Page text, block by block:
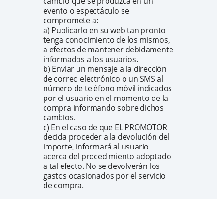
evento o espectáculo se
compromete a:
a) Publicarlo en su web tan pronto
tenga conocimiento de los mismos,
a efectos de mantener debidamente
informados a los usuarios.
b) Enviar un mensaje a la dirección
de correo electrónico o un SMS al
número de teléfono móvil indicados
por el usuario en el momento de la
compra informando sobre dichos
cambios.
c) En el caso de que EL PROMOTOR
decida proceder a la devolución del
importe, informará al usuario
acerca del procedimiento adoptado
a tal efecto. No se devolverán los
gastos ocasionados por el servicio
de compra.